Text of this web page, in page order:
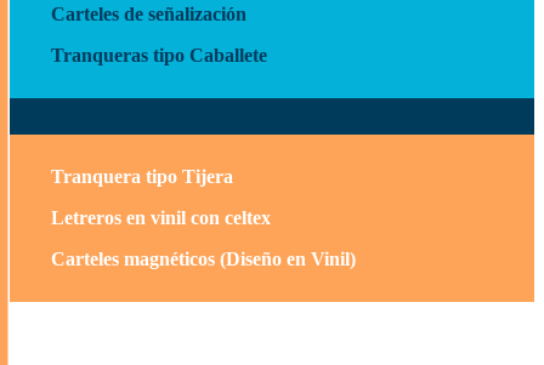
Carteles de señalización
Tranqueras tipo Caballete
Tranquera tipo Tijera
Letreros en vinil con celtex
Carteles magnéticos (Diseño en Vinil)